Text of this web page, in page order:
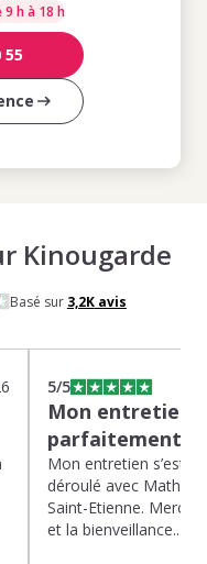
h à 18 h
55
Kinougarde
Basé sur 3,2Kavis
5/5
Mon entretien
parfaitement…
Mon entretien s’est
déroulé avec Mathias
Saint-Etienne. Merci
et la bienveillance...